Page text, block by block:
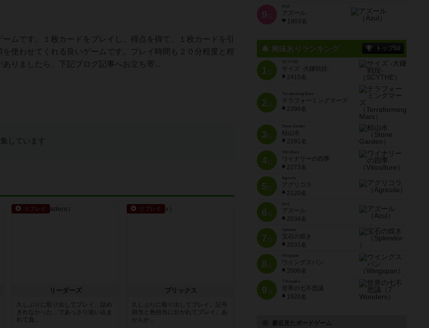
ムです。１枚カードをプレイし、得点を得て、１枚カードを引
使わせてくれる良いゲームです。プレイ時間も２０分程度と程
りましたら、下記ブログ記事へお立ち寄...
しています
リプレイ
リーダーズ
久しぶりに取り出してプレイ。詰め
きれなかった…であっさり追い込ま
れて負...
リプレイ
ブリックス
久しぶりに取り出してプレイ。記号
担当と色担当に分かれてプレイ。あ
かんか...
9 位
Azul
アズール
1903名
興味ありランキング トップ50
1位
SCYTHE
サイズ -大鎌戦役-
2415名
2位
Terraforming Mars
テラフォーミングマーズ
2396名
3位
Stone Garden
枯山水
2281名
4位
Viticulture
ワイナリーの四季
2273名
5位
Agricola
アグリコラ
2120名
6位
Azul
アズール
2034名
7位
宝石の煌き
2031名
8位
Wingspan
ウイングスパン
2006名
9位
7 Wonders
世界の七不思議
1920名
最近見たボードゲーム